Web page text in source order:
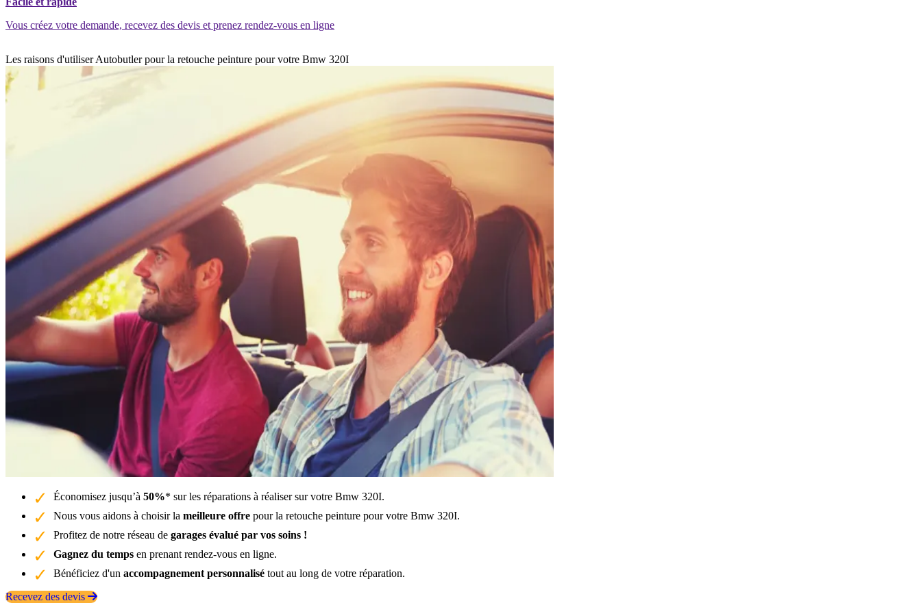
Vous créez votre demande, recevez des devis et prenez rendez-vous en ligne
Les raisons d'utiliser Autobutler pour la retouche peinture pour votre Bmw 320I
Économisez jusqu’à 50%* sur les réparations à réaliser sur votre Bmw 320I.
Nous vous aidons à choisir la meilleure offre pour la retouche peinture pour votre Bmw 320I.
Profitez de notre réseau de garages évalué par vos soins !
Gagnez du temps en prenant rendez-vous en ligne.
Bénéficiez d'un accompagnement personnalisé tout au long de votre réparation.
Recevez des devis